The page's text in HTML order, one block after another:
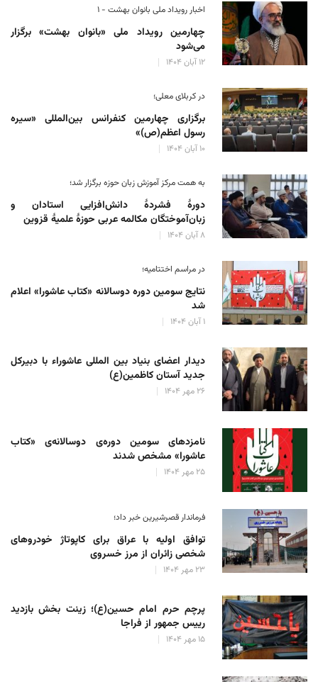
اخبار رویداد ملی بانوان بهشت - ۱
چهارمین رویداد ملی «بانوان بهشت» برگزار
می‌شود
۱۲ آبان ۱۴۰۴
در کربلای معلی؛
برگزاری چهارمین کنفرانس بین‌المللی «سیره
رسول اعظم(ص)»
۱۰ آبان ۱۴۰۴
به همت مرکز آموزش زبان حوزه‌ برگزار شد؛
دورهٔ فشردهٔ دانش‌افزایی استادان و
زبان‌آموختگان مکالمه عربی حوزهٔ علمیهٔ قزوین
۸ آبان ۱۴۰۴
در مراسم اختتامیه؛
نتایج سومین دوره‌ دوسالانه‌ «کتاب عاشورا» اعلام
شد
۱ آبان ۱۴۰۴
دیدار اعضای بنیاد بین المللی عاشوراء با دبیرکل
جدید آستان کاظمین(ع)
۲۶ مهر ۱۴۰۴
نامزدهای سومین دوره‌ی دوسالانه‌ی «کتاب
عاشورا» مشخص شدند
۲۵ مهر ۱۴۰۴
فرماندار قصرشیرین خبر داد؛
توافق اولیه با عراق برای کاپوتاژ خودروهای
شخصی زائران از مرز خسروی
۲۳ مهر ۱۴۰۴
پرچم حرم امام حسین(ع)؛ زینت بخش بازدید
رییس جمهور از فراجا
۱۵ مهر ۱۴۰۴